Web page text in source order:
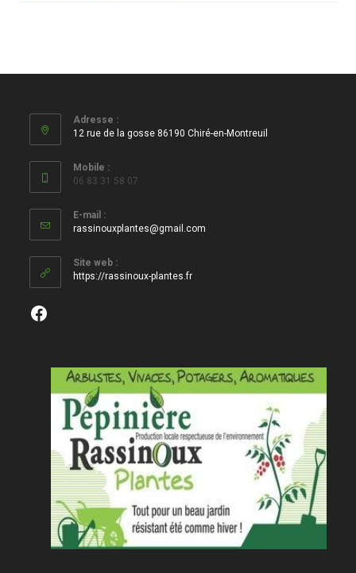
Adresse :
12 rue de la gosse 86190 Chiré-en-Montreuil
Mobile :
06 83 31 58 07
E-mail :
rassinouxplantes@gmail.com
Site web :
https://rassinoux-plantes.fr
Facebook